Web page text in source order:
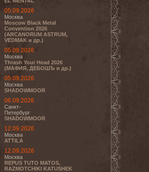
05.09.2026
Москва
Moscow Black Metal
Convention 2026
(ARCANORUM ASTRUM,
VEDMAK и др.)
05.09.2026
Москва
Thrash Your Head 2026
(МАФИЯ, ДЕБОШЪ и др.)
05.09.2026
Москва
SHADOWMOOR
06.09.2026
Санкт-
Петербург
SHADOWMOOR
12.09.2026
Москва
ATTILA
12.09.2026
Москва
REPUS TUTO MATOS,
RAZMOTCHIKI KATUSHEK